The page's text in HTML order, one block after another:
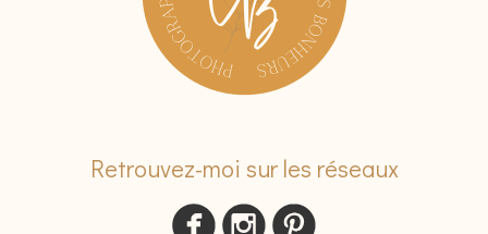
Retrouvez-moi sur les réseaux